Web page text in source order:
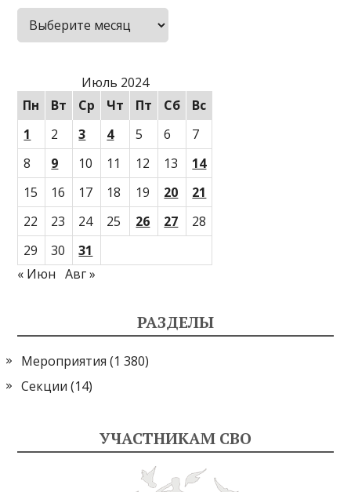
Архивы
Июль 2024
Пн
Вт Ср Чт Пт Сб
Вс
1
2 3 4 5 6
7
8
9 10 11 12 13
14
15
16 17 18 19 20
21
22
23 24 25 26 27
28
29
30
31
« Июн
Авг »
РАЗДЕЛЫ
Мероприятия (1 380)
Секции (14)
УЧАСТНИКАМ СВО